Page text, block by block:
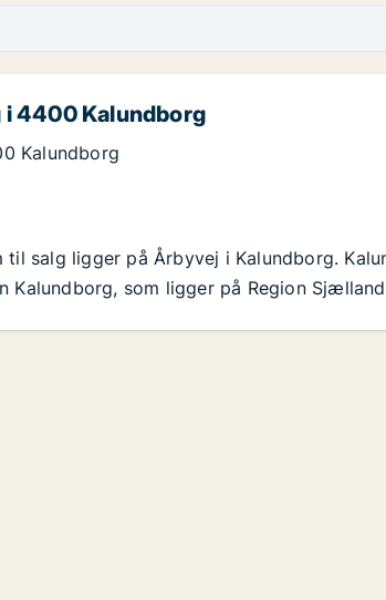
4400 Kalundborg
Kalundborg
til salg ligger på Årbyvej i Kalundborg.
Kalundborg, som ligger på Region